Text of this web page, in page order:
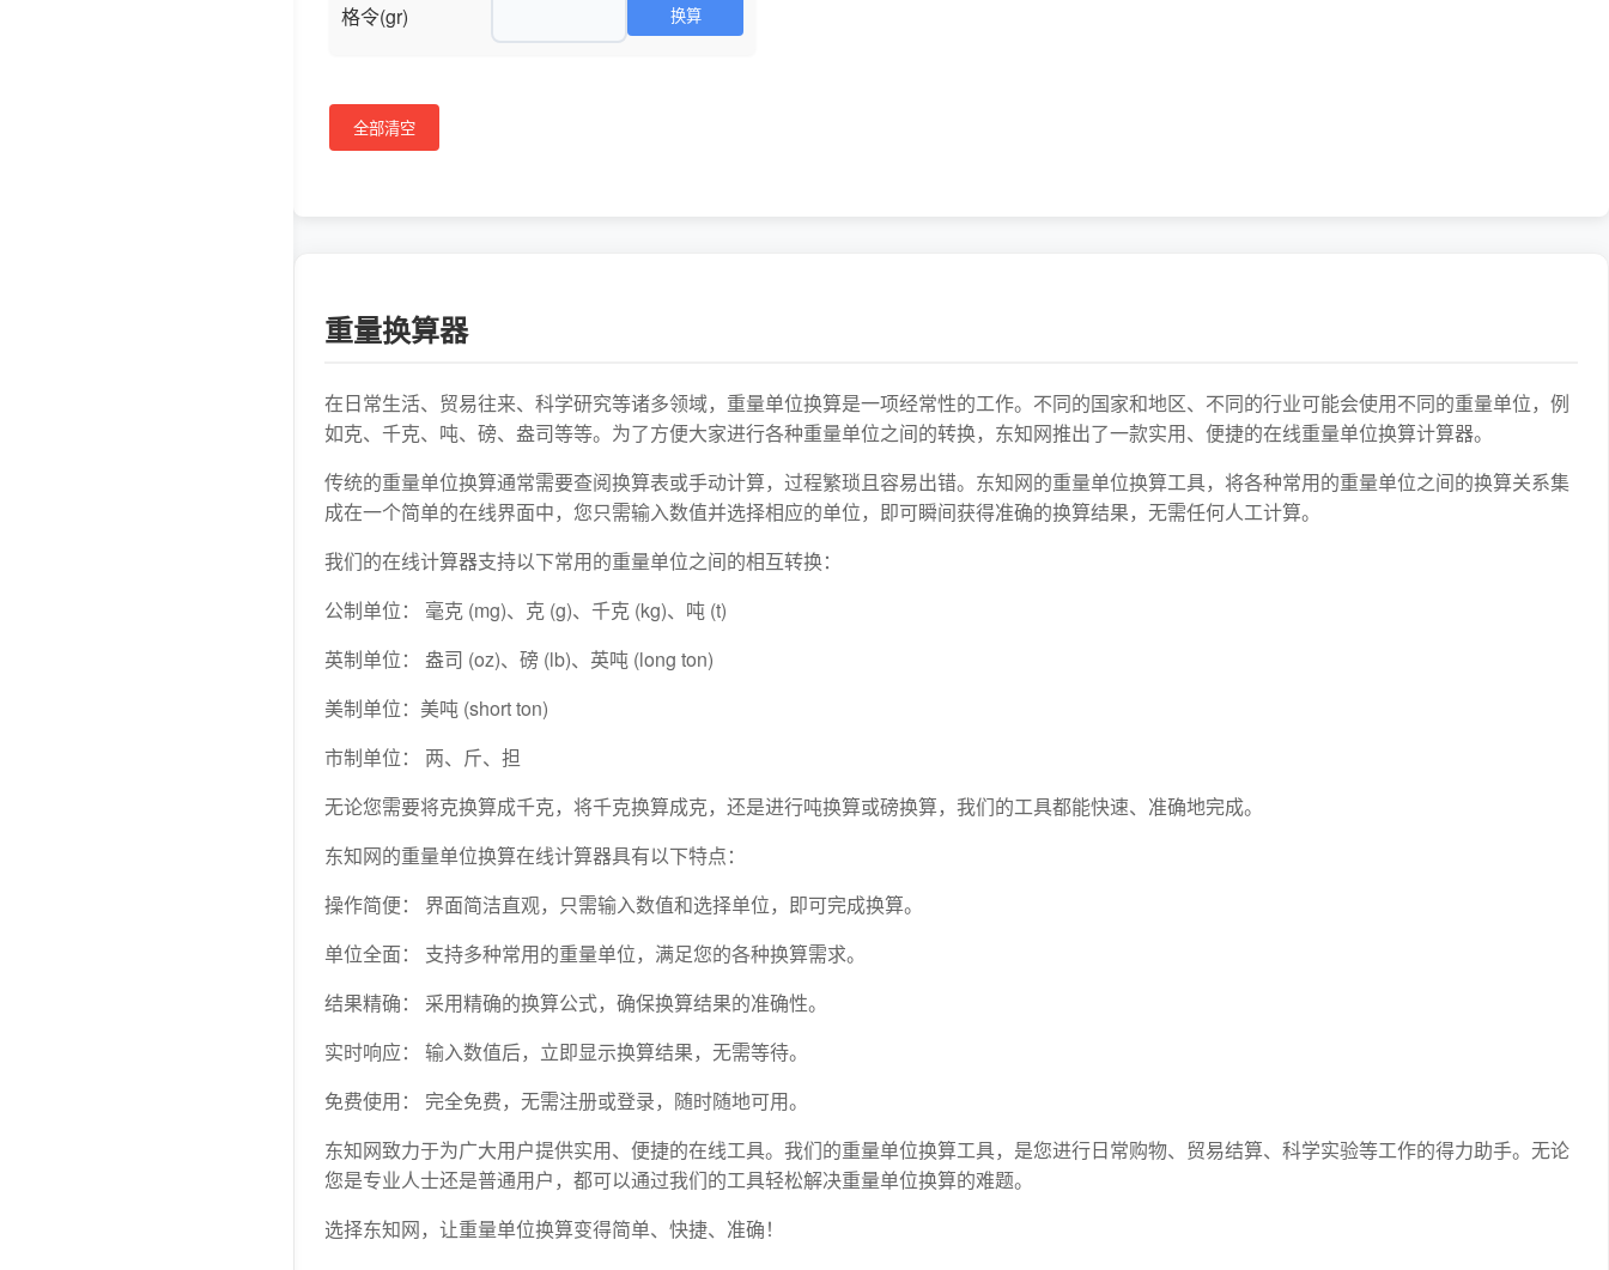
格令(gr)
重量换算器
在日常生活、贸易往来、科学研究等诸多领域，重量单位换算是一项经常性的工作。不同的国家和地区、不同的行业可能会使用不同的重量单位，例
如克、千克、吨、磅、盎司等等。为了方便大家进行各种重量单位之间的转换，东知网推出了一款实用、便捷的在线重量单位换算计算器。
传统的重量单位换算通常需要查阅换算表或手动计算，过程繁琐且容易出错。东知网的重量单位换算工具，将各种常用的重量单位之间的换算关系集
成在一个简单的在线界面中，您只需输入数值并选择相应的单位，即可瞬间获得准确的换算结果，无需任何人工计算。
我们的在线计算器支持以下常用的重量单位之间的相互转换：
公制单位： 毫克 (mg)、克 (g)、千克 (kg)、吨 (t)
英制单位： 盎司 (oz)、磅 (lb)、英吨 (long ton)
美制单位：美吨 (short ton)
市制单位： 两、斤、担
无论您需要将克换算成千克，将千克换算成克，还是进行吨换算或磅换算，我们的工具都能快速、准确地完成。
东知网的重量单位换算在线计算器具有以下特点：
操作简便： 界面简洁直观，只需输入数值和选择单位，即可完成换算。
单位全面： 支持多种常用的重量单位，满足您的各种换算需求。
结果精确： 采用精确的换算公式，确保换算结果的准确性。
实时响应： 输入数值后，立即显示换算结果，无需等待。
免费使用： 完全免费，无需注册或登录，随时随地可用。
东知网致力于为广大用户提供实用、便捷的在线工具。我们的重量单位换算工具，是您进行日常购物、贸易结算、科学实验等工作的得力助手。无论
您是专业人士还是普通用户，都可以通过我们的工具轻松解决重量单位换算的难题。
选择东知网，让重量单位换算变得简单、快捷、准确！